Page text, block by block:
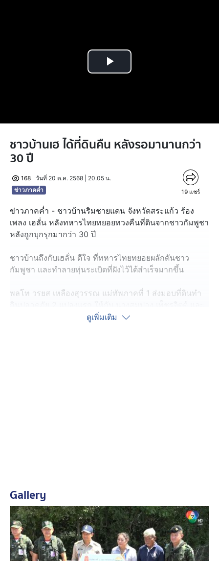
Play
ชาวบ้านเฮ ได้ที่ดินคืน หลังรอมานานกว่า
30 ปี
168
วันที่ 20 ต.ค. 2568 | 20.05 น.
ข่าวภาคค่ำ
19 แชร์
ข่าวภาคค่ำ - ชาวบ้านริมชายแดน จังหวัดสระแก้ว ร้อง
เพลง เฮลั่น หลังทหารไทยทยอยทวงคืนที่ดินจากชาวกัมพูชา
หลังถูกบุกรุกมากว่า 30 ปี
ชาวบ้านถึงกับเฮลั่น ดีใจ ที่ทหารไทยทยอยผลักดันชาว
กัมพูชา และทำลายทุ่นระเบิดที่ฝังไว้ได้สำเร็จมากขึ้น
พลโท วรยส เหลืองสุวรรณ แม่ทัพภาคที่ 1 ส่งมอบที่ดินทำ
นายสมพงษ์ วงชมภู ชาวบ้านหนองหญ้าแก้ว คนละ 14 ไร่
ดูเพิ่มเติม
Gallery